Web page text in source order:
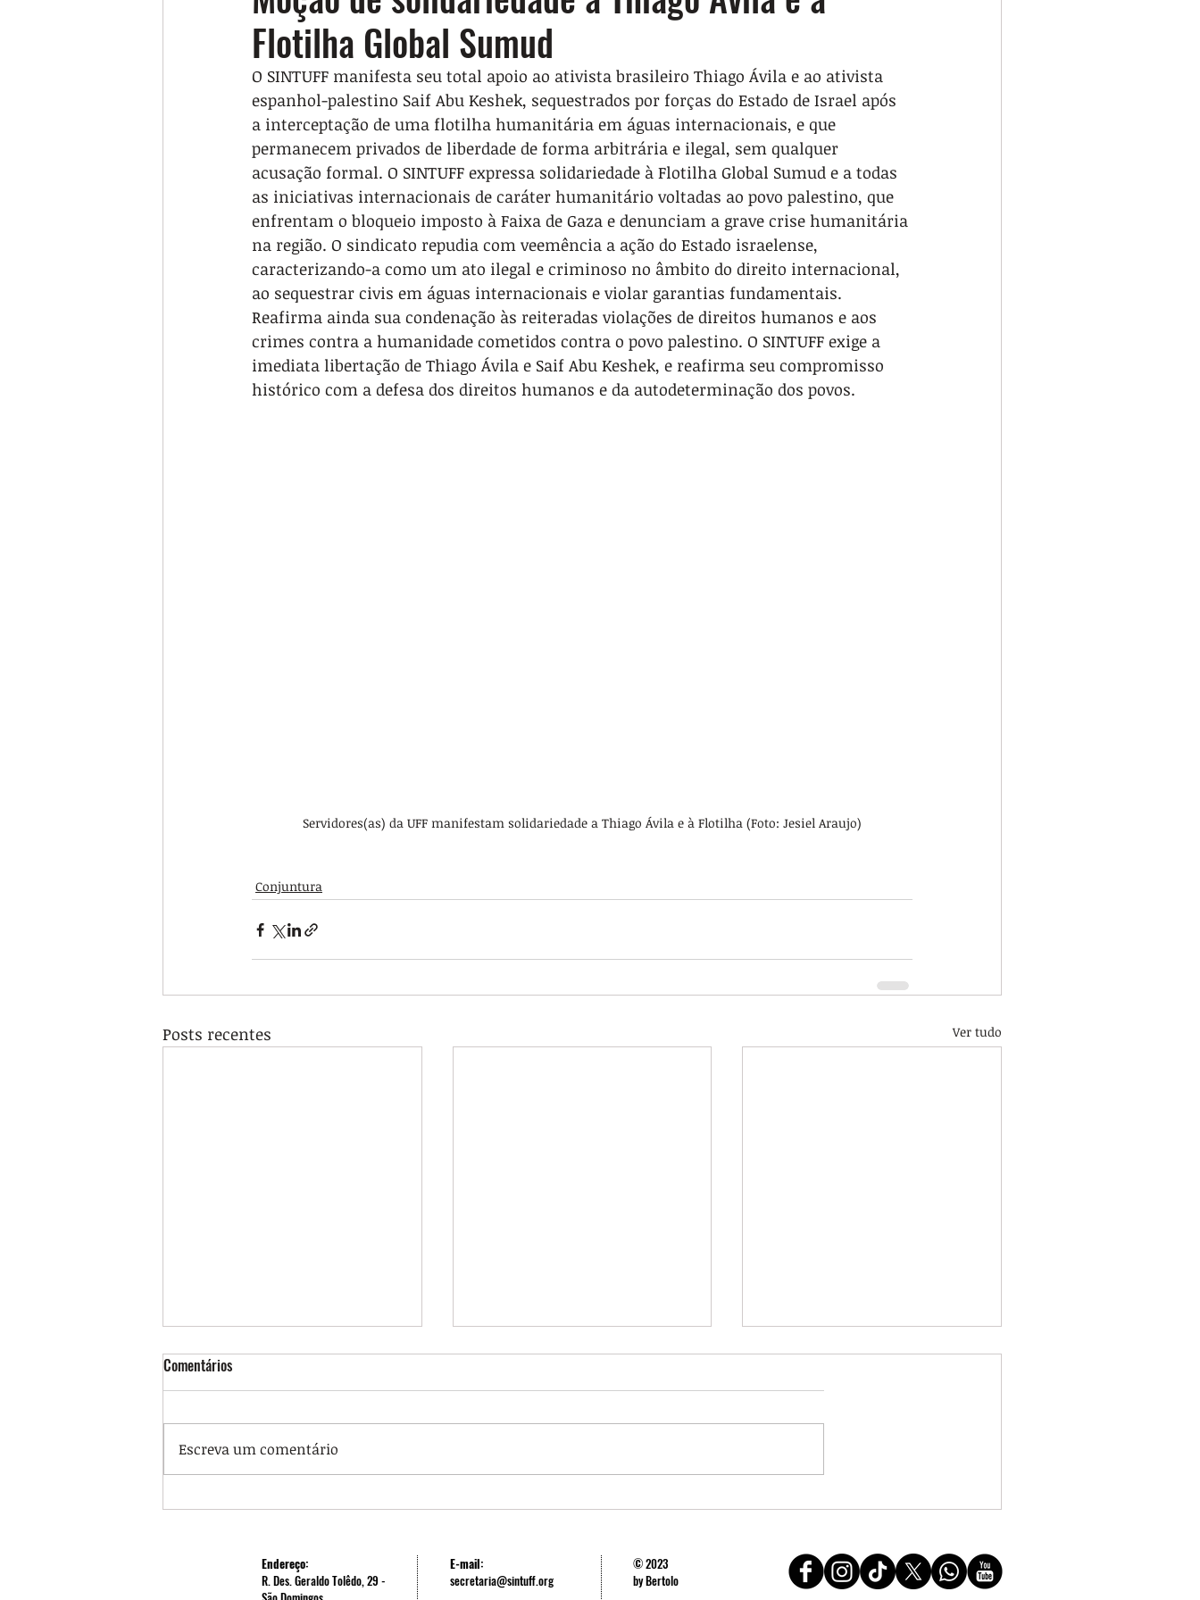
Flotilha Global Sumud
O SINTUFF manifesta seu total apoio ao ativista brasileiro Thiago Ávila e ao ativista
espanhol-palestino Saif Abu Keshek, sequestrados por forças do Estado de Israel após
a interceptação de uma flotilha humanitária em águas internacionais, e que
permanecem privados de liberdade de forma arbitrária e ilegal, sem qualquer
acusação formal. O SINTUFF expressa solidariedade à Flotilha Global Sumud e a todas
as iniciativas internacionais de caráter humanitário voltadas ao povo palestino, que
enfrentam o bloqueio imposto à Faixa de Gaza e denunciam a grave crise humanitária
na região. O sindicato repudia com veemência a ação do Estado israelense,
caracterizando-a como um ato ilegal e criminoso no âmbito do direito internacional,
ao sequestrar civis em águas internacionais e violar garantias fundamentais.
Reafirma ainda sua condenação às reiteradas violações de direitos humanos e aos
crimes contra a humanidade cometidos contra o povo palestino. O SINTUFF exige a
imediata libertação de Thiago Ávila e Saif Abu Keshek, e reafirma seu compromisso
histórico com a defesa dos direitos humanos e da autodeterminação dos povos.
Servidores(as) da UFF manifestam solidariedade a Thiago Ávila e à Flotilha (Foto: Jesiel Araujo)
Conjuntura
Posts recentes Ver tudo
Auditoria Cidadã da Dívida: Carta-
SINTUFF repudia a perseguição aos
SINTUFF manifesta solidariedade à
repressão
Comentários
Escreva um comentário
Endereço:
R. Des. Geraldo Tolêdo, 29 -
E-mail:
secretaria@sintuff.org
© 2023
by Bertolo